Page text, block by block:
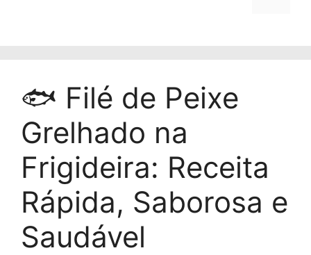
🐟 Filé de Peixe
Grelhado na
Frigideira: Receita
Rápida, Saborosa e
Saudável